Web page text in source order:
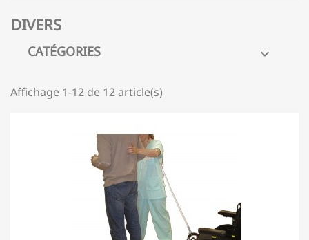
DIVERS
CATÉGORIES 
Affichage 1-12 de 12 article(s)